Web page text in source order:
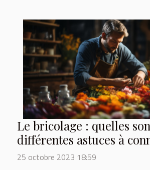
Le bricolage : quelles
différentes astuces à
25 octobre 2023 18:59